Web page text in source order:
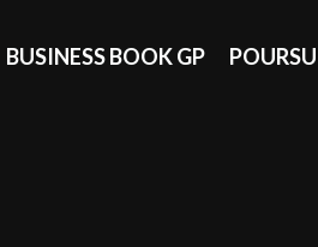
BUSINESS BOOK GP